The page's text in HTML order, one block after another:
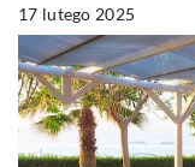
17 lutego 2025